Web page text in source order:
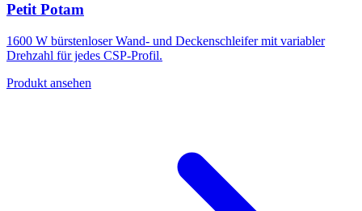
Petit Potam
1600 W bürstenloser Wand- und Deckenschleifer mit variabler
Drehzahl für jedes CSP-Profil.
Produkt ansehen